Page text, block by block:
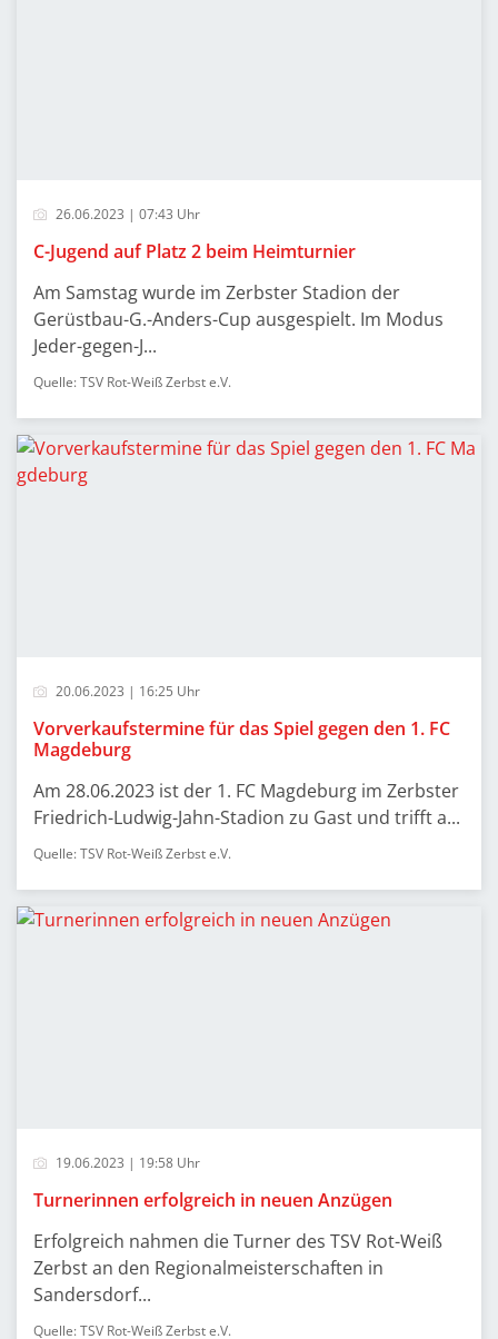
26.06.2023 | 07:43 Uhr
C-Jugend auf Platz 2 beim Heimturnier
Am Samstag wurde im Zerbster Stadion der
Gerüstbau-G.-Anders-Cup ausgespielt. Im Modus
Jeder-gegen-J...
Quelle: TSV Rot-Weiß Zerbst e.V.
20.06.2023 | 16:25 Uhr
Vorverkaufstermine für das Spiel gegen den 1. FC
Magdeburg
Am 28.06.2023 ist der 1. FC Magdeburg im Zerbster
Friedrich-Ludwig-Jahn-Stadion zu Gast und trifft a...
Quelle: TSV Rot-Weiß Zerbst e.V.
19.06.2023 | 19:58 Uhr
Turnerinnen erfolgreich in neuen Anzügen
Erfolgreich nahmen die Turner des TSV Rot-Weiß
Zerbst an den Regionalmeisterschaften in
Sandersdorf...
Quelle: TSV Rot-Weiß Zerbst e.V.